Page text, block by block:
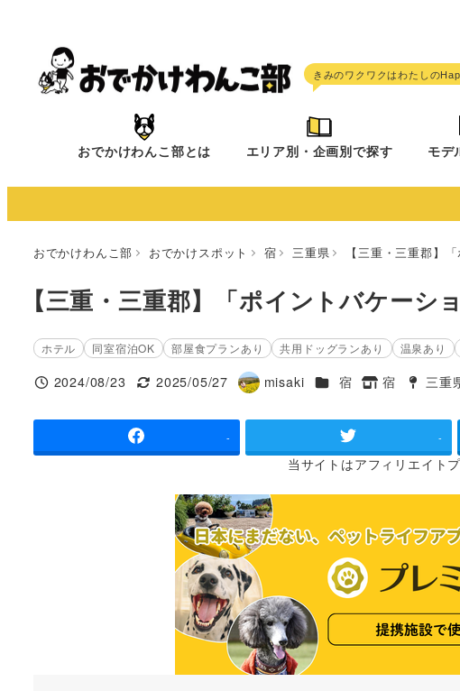
へ
おでかけわんこ部とは エリア別・企画別で探す モデ
おでかけわんこ部 おでかけスポット 宿 三重県 【三重・三重郡】
【三重・三重郡】「ポイントバケーシ
ホテル 同室宿泊OK 部屋食プランあり 共用ドッグランあり 温泉あり
投稿日
2024/08/23
更新日
2025/05/27
著
misaki 施設ジャンル
宿
タグ
宿
タグ
三重
- -
当サイトはアフィリエイト